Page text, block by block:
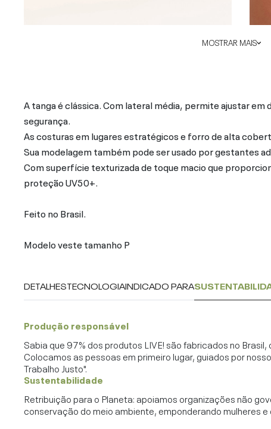
MOSTRAR MAIS
A tanga é clássica. Com lateral média, permite ajustar
segurança.
As costuras em lugares estratégicos e forro de alta
Sua modelagem também pode ser usado por gestantes
Com superfície texturizada de toque macio que
proteção UV50+.
Feito no Brasil.
Modelo veste tamanho P
DETALHESTECNOLOGIAINDICADO PARA
Produção responsável
Sabia que 97% dos produtos LIVE! são fabricados no
Colocamos as pessoas em primeiro lugar, guiados por
Trabalho Justo".
Sustentabilidade
Retribuição para o Planeta: apoiamos organizações não
conservação do meio ambiente, emponderando mulheres